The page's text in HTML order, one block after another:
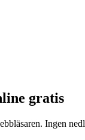
gratis
Ingen